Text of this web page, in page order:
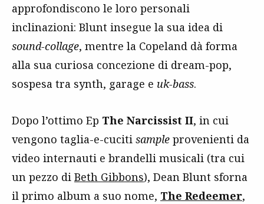
approfondiscono le loro personali
inclinazioni: Blunt insegue la sua idea di
sound-collage, mentre la Copeland dà forma
alla sua curiosa concezione di dream-pop,
sospesa tra synth, garage e uk-bass.
Dopo l’ottimo Ep The Narcissist II, in cui
vengono taglia-e-cuciti sample provenienti da
video internauti e brandelli musicali (tra cui
un pezzo di Beth Gibbons), Dean Blunt sforna
il primo album a suo nome, The Redeemer,